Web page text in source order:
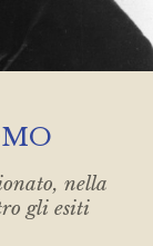
nella
gli esiti